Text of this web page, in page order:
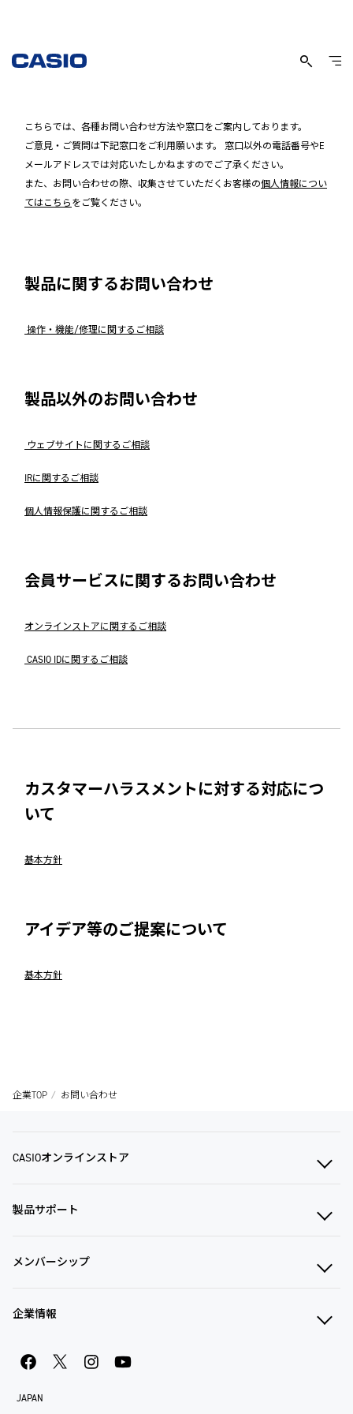
お問い合わせ
こちらでは、各種お問い合わせ方法や窓口をご案内しております。
ご意見・ご質問は下記窓口をご利用願います。 窓口以外の電話番号やE
メールアドレスでは対応いたしかねますのでご了承ください。
また、お問い合わせの際、収集させていただくお客様の個人情報につい
てはこちらをご覧ください。
製品に関するお問い合わせ
操作・機能/修理に関するご相談
製品以外のお問い合わせ
ウェブサイトに関するご相談
IRに関するご相談
個人情報保護に関するご相談
会員サービスに関するお問い合わせ
オンラインストアに関するご相談
CASIO IDに関するご相談
カスタマーハラスメントに対する対応につ
いて
基本方針
アイデア等のご提案について
基本方針
企業TOP お問い合わせ
CASIOオンラインストア
製品サポート
メンバーシップ
企業情報
JAPAN